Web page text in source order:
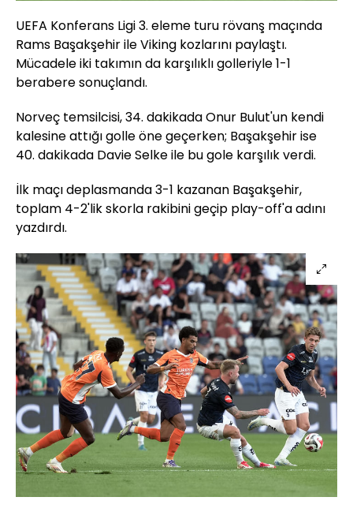
UEFA Konferans Ligi 3. eleme turu rövanş maçında
Rams Başakşehir ile Viking kozlarını paylaştı.
Mücadele iki takımın da karşılıklı golleriyle 1-1
berabere sonuçlandı.
Norveç temsilcisi, 34. dakikada Onur Bulut'un kendi
kalesine attığı golle öne geçerken; Başakşehir ise
40. dakikada Davie Selke ile bu gole karşılık verdi.
İlk maçı deplasmanda 3-1 kazanan Başakşehir,
toplam 4-2'lik skorla rakibini geçip play-off'a adını
yazdırdı.